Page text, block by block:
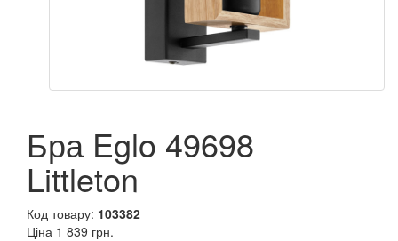
Бра Eglo 49698
Littleton
Код товару: 103382
Ціна 1 839 грн.